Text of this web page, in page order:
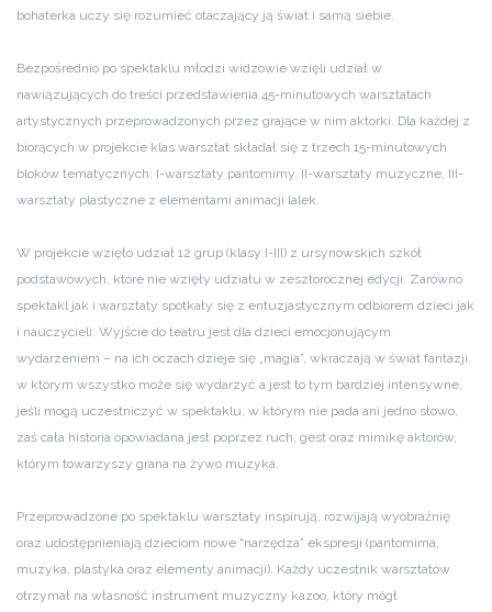
bohaterka uczy się rozumieć otaczający ją świat i samą siebie.
Bezpośrednio po spektaklu młodzi widzowie wzięli udział w
nawiązujących do treści przedstawienia 45-minutowych warsztatach
artystycznych przeprowadzonych przez grające w nim aktorki. Dla każdej z
biorących w projekcie klas warsztat składał się z trzech 15-minutowych
bloków tematycznych: I-warsztaty pantomimy, II-warsztaty muzyczne, III-
warsztaty plastyczne z elementami animacji lalek.
W projekcie wzięło udział 12 grup (klasy I-III) z ursynowskich szkół
podstawowych, które nie wzięły udziału w zeszłorocznej edycji. Zarówno
spektakl jak i warsztaty spotkały się z entuzjastycznym odbiorem dzieci jak
i nauczycieli. Wyjście do teatru jest dla dzieci emocjonującym
wydarzeniem – na ich oczach dzieje się „magia”, wkraczają w świat fantazji,
w którym wszystko może się wydarzyć a jest to tym bardziej intensywne,
jeśli mogą uczestniczyć w spektaklu, w którym nie pada ani jedno słowo,
zaś cała historia opowiadana jest poprzez ruch, gest oraz mimikę aktorów,
którym towarzyszy grana na żywo muzyka.
Przeprowadzone po spektaklu warsztaty inspirują, rozwijają wyobraźnię
oraz udostępnieniają dzieciom nowe “narzędza” ekspresji (pantomima,
muzyka, plastyka oraz elementy animacji). Każdy uczestnik warsztatów
otrzymał na własność instrument muzyczny kazoo, który mógł